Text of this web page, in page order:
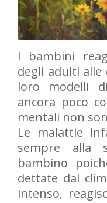
I bambini
degli adulti alle
loro modelli
ancora poco
mentali non
Le malattie
sempre alla
bambino
dettate dal
intenso,